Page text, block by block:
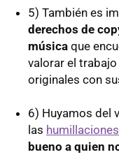
5) También es
derechos de
música que
valorar el
originales con
6) Huyamos del
las humillaciones
bueno a quien